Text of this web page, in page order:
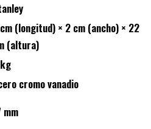
(longitud) × 2 cm (ancho) × 22
(altura)
cromo vanadio
mm